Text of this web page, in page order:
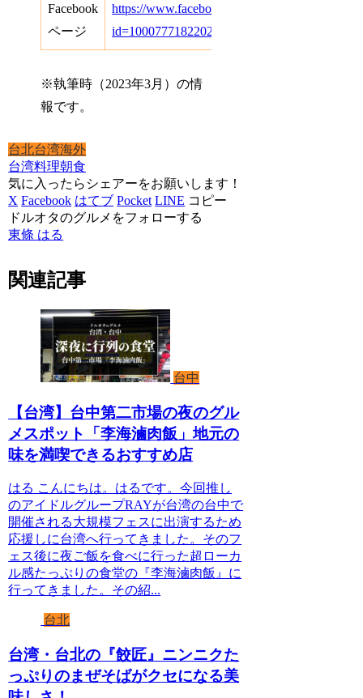
Facebook
ページ
https://www.facebook.com/profile.php?
id=100077718220231&mibextid=LQQJ4d
※執筆時（2023年3月）の情
報です。
台北台湾海外
台湾料理朝食
気に入ったらシェアーをお願いします！
X Facebook はてブ Pocket LINE コピー
ドルオタのグルメをフォローする
東條 はる
関連記事
台中
【台湾】台中第二市場の夜のグル
メスポット「李海滷肉飯」地元の
味を満喫できるおすすめ店
はる こんにちは。はるです。今回推し
のアイドルグループRAYが台湾の台中で
開催される大規模フェスに出演するため
応援しに台湾へ行ってきました。そのフ
ェス後に夜ご飯を食べに行った超ローカ
ル感たっぷりの食堂の『李海滷肉飯』に
行ってきました。その紹...
台北
台湾・台北の『餃匠』ニンニクた
っぷりのまぜそばがクセになる美